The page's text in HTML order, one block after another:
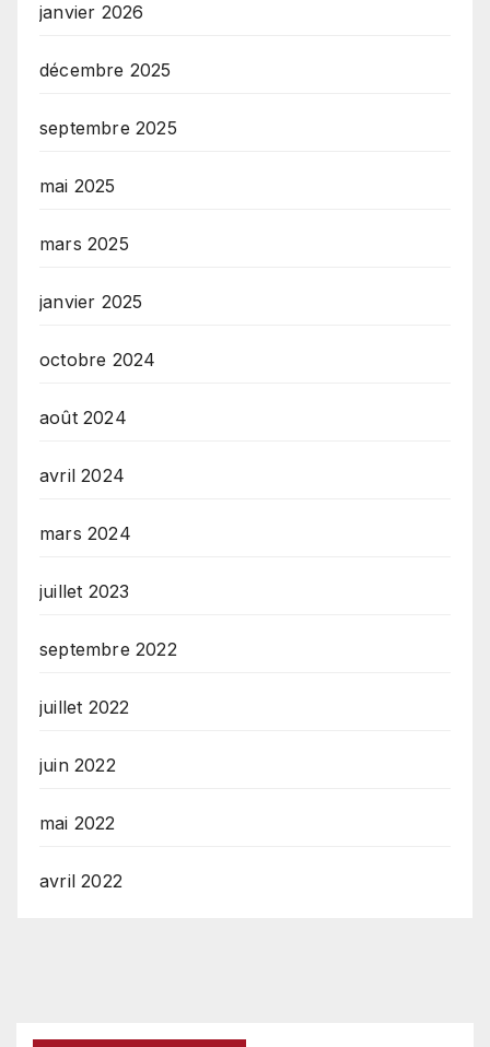
janvier 2026
décembre 2025
septembre 2025
mai 2025
mars 2025
janvier 2025
octobre 2024
août 2024
avril 2024
mars 2024
juillet 2023
septembre 2022
juillet 2022
juin 2022
mai 2022
avril 2022